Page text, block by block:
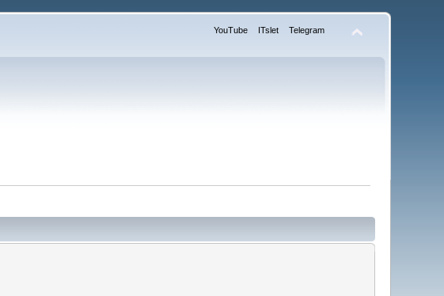
YouTube ITslet Telegram